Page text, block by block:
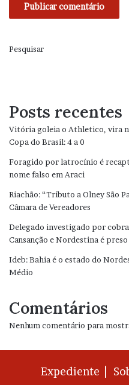
Pesquisar
Posts recentes
Vitória goleia o Athletico, vira
Copa do Brasil: 4 a 0
Foragido por latrocínio é
nome falso em Araci
Riachão: “Tributo a Olney São
Câmara de Vereadores
Delegado investigado por
Cansanção e Nordestina é preso
Ideb: Bahia é o estado do
Médio
Comentários
Nenhum comentário para
Expediente |